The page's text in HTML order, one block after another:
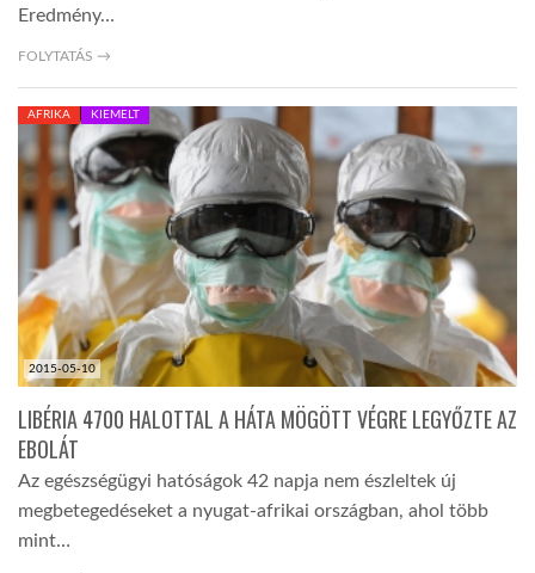
Eredmény…
FOLYTATÁS →
2015-05-10
AFRIKA KIEMELT
LIBÉRIA 4700 HALOTTAL A HÁTA MÖGÖTT VÉGRE LEGYŐZTE AZ
EBOLÁT
Az egészségügyi hatóságok 42 napja nem észleltek új
megbetegedéseket a nyugat-afrikai országban, ahol több
mint…